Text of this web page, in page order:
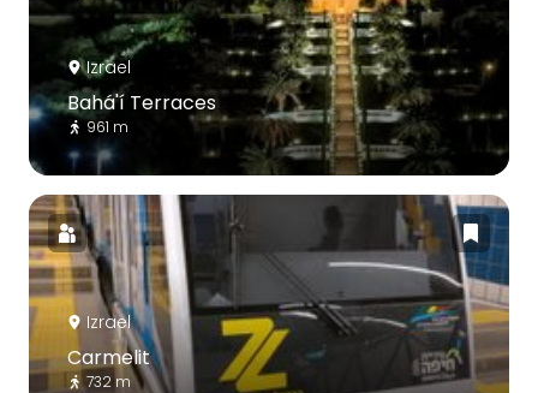
Izrael
Bahá'í Terraces
961 m
Izrael
Carmelit
732 m